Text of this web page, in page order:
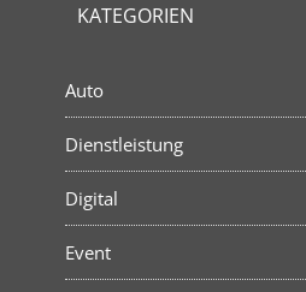
KATEGORIEN
Auto
Dienstleistung
Digital
Event